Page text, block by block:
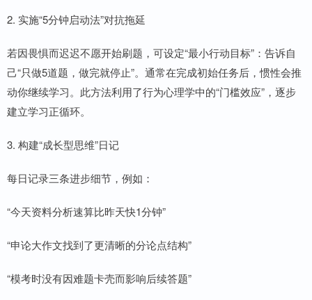
2. 实施“5分钟启动法”对抗拖延
若因畏惧而迟迟不愿开始刷题，可设定“最小行动目标”：告诉自
己“只做5道题，做完就停止”。通常在完成初始任务后，惯性会推
动你继续学习。此方法利用了行为心理学中的“门槛效应”，逐步
建立学习正循环。
3. 构建“成长型思维”日记
每日记录三条进步细节，例如：
“今天资料分析速算比昨天快1分钟”
“申论大作文找到了更清晰的分论点结构”
“模考时没有因难题卡壳而影响后续答题”